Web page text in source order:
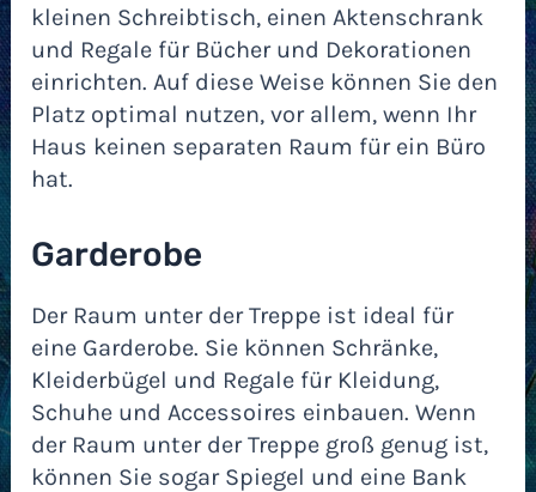
kleinen Schreibtisch, einen Aktenschrank
und Regale für Bücher und Dekorationen
einrichten. Auf diese Weise können Sie den
Platz optimal nutzen, vor allem, wenn Ihr
Haus keinen separaten Raum für ein Büro
hat.
Garderobe
Der Raum unter der Treppe ist ideal für
eine Garderobe. Sie können Schränke,
Kleiderbügel und Regale für Kleidung,
Schuhe und Accessoires einbauen. Wenn
der Raum unter der Treppe groß genug ist,
können Sie sogar Spiegel und eine Bank